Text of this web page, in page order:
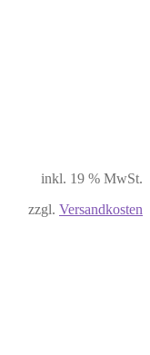
inkl. 19 % MwSt.
zzgl. Versandkosten